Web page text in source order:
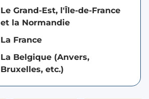
Le Grand-Est, l'Île-de-France
et la Normandie
La France
La Belgique (Anvers,
Bruxelles, etc.)